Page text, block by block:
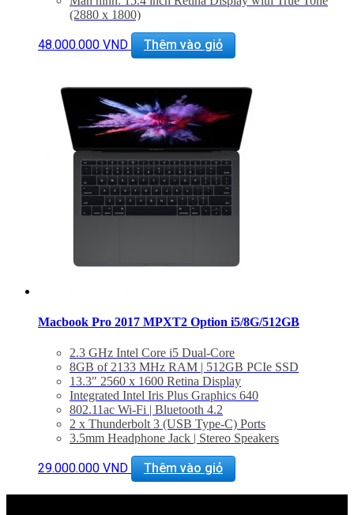
(2880 x 1800)
memory
Hỗ trợ 4 cổng Thunderbolt 3 tốc độ cao
Hỗ trợ cài đặt phần mềm miễn phí trọn đời
48.000.000 VND Thêm vào giỏ
Macbook Pro 2017 MPXT2 Option i5/8G/512GB
2.3 GHz Intel Core i5 Dual-Core
8GB of 2133 MHz RAM | 512GB PCIe SSD
13.3″ 2560 x 1600 Retina Display
Integrated Intel Iris Plus Graphics 640
802.11ac Wi-Fi | Bluetooth 4.2
2 x Thunderbolt 3 (USB Type-C) Ports
3.5mm Headphone Jack | Stereo Speakers
macOS Sierra
BẢO HÀNH 1 NĂM.
29.000.000 VND Thêm vào giỏ